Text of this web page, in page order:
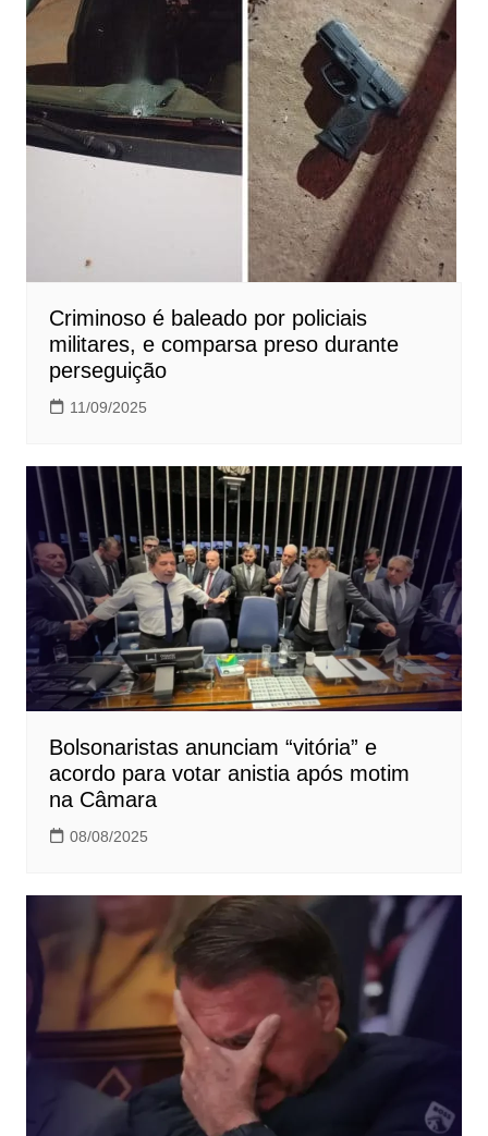
Criminoso é baleado por policiais
militares, e comparsa preso durante
perseguição
11/09/2025
Bolsonaristas anunciam “vitória” e
acordo para votar anistia após motim
na Câmara
08/08/2025